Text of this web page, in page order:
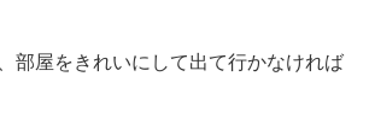
部屋をきれいにして出て行かなければ